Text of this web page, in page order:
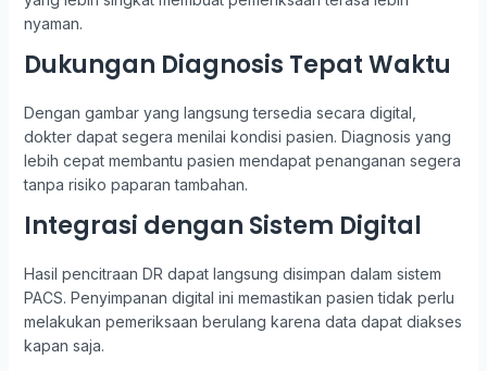
nyaman.
Dukungan Diagnosis Tepat Waktu
Dengan gambar yang langsung tersedia secara digital,
dokter dapat segera menilai kondisi pasien. Diagnosis yang
lebih cepat membantu pasien mendapat penanganan segera
tanpa risiko paparan tambahan.
Integrasi dengan Sistem Digital
Hasil pencitraan DR dapat langsung disimpan dalam sistem
PACS. Penyimpanan digital ini memastikan pasien tidak perlu
melakukan pemeriksaan berulang karena data dapat diakses
kapan saja.